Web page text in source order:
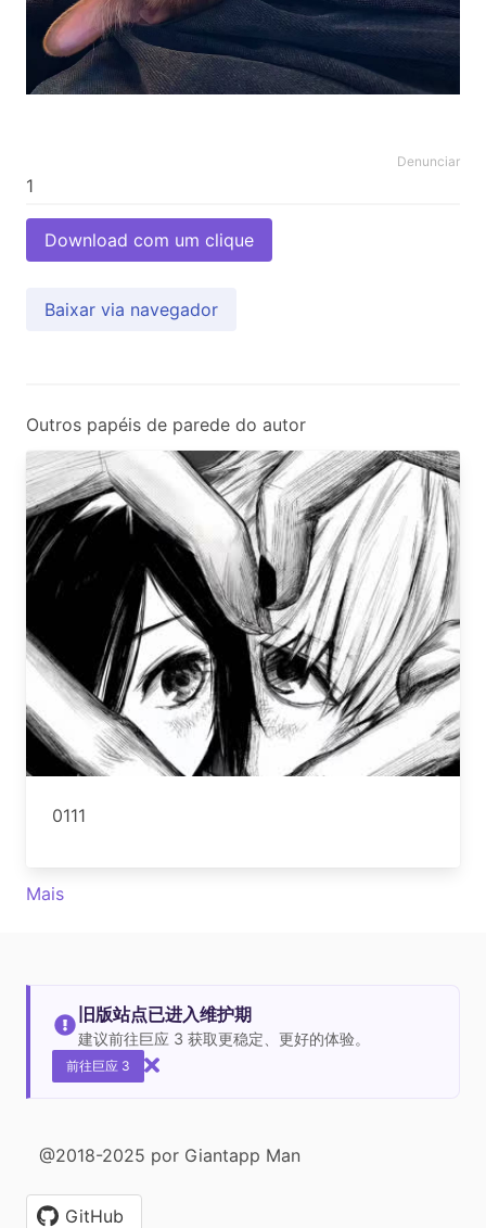
Denunciar
Download com um clique
Baixar via navegador
Outros papéis de parede do autor
0111
Mais
旧版站点已进入维护期
建议前往巨应 3 获取更稳定、更好的体验。
前往巨应 3
@2018-2025 por Giantapp Man
GitHub